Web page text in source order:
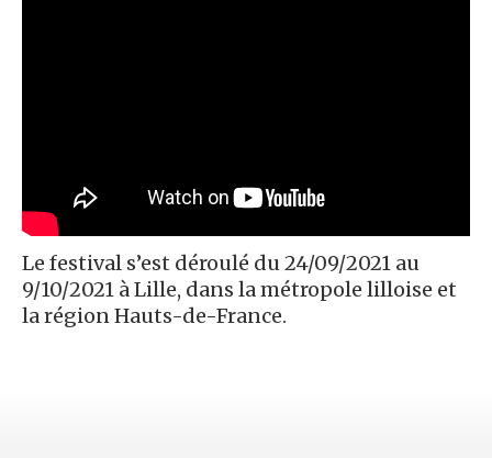
Le festival s’est déroulé du 24/09/2021 au
9/10/2021 à Lille, dans la métropole lilloise et
la région Hauts-de-France.